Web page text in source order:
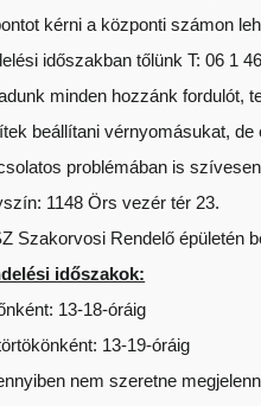
és terápiás
kérni a központi számon
időszakban tőlünk T: 06 1
minden hozzánk fordulót,
beállítani vérnyomásukat,
problémában is
1148 Örs vezér tér 23.
Szakorvosi Rendelő épületén
időszakok:
13-18-óráig
13-19-óráig
nem szeretne